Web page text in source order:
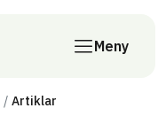
Meny
Artiklar